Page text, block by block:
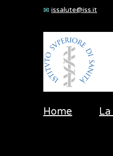
issalute@iss.it
Home